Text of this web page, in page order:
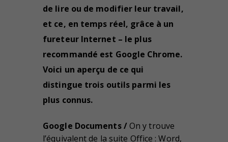
de lire ou de modifier leur travail,
et ce, en temps réel, grâce à un
fureteur Internet – le plus
recommandé est Google Chrome.
Voici un aperçu de ce qui
distingue trois outils parmi les
plus connus.
Google Documents /On y trouve
l’équivalent de la suite Office : Word,